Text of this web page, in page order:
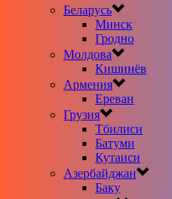
Беларусь
Минск
Гродно
Молдова
Кишинёв
Армения
Ереван
Грузия
Тбилиси
Батуми
Кутаиси
Азербайджан
Баку